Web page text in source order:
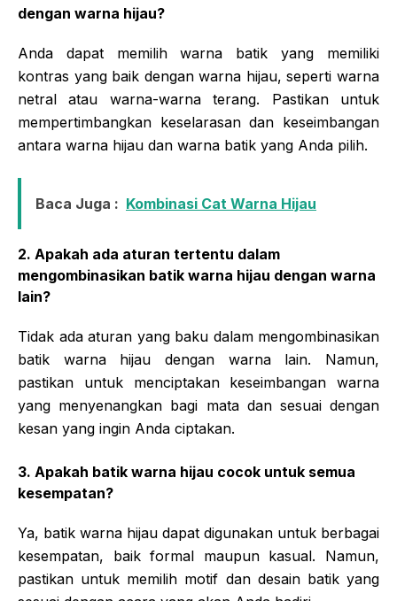
dengan warna hijau?
Anda dapat memilih warna batik yang memiliki
kontras yang baik dengan warna hijau, seperti warna
netral atau warna-warna terang. Pastikan untuk
mempertimbangkan keselarasan dan keseimbangan
antara warna hijau dan warna batik yang Anda pilih.
Baca Juga : Kombinasi Cat Warna Hijau
2. Apakah ada aturan tertentu dalam
mengombinasikan batik warna hijau dengan warna
lain?
Tidak ada aturan yang baku dalam mengombinasikan
batik warna hijau dengan warna lain. Namun,
pastikan untuk menciptakan keseimbangan warna
yang menyenangkan bagi mata dan sesuai dengan
kesan yang ingin Anda ciptakan.
3. Apakah batik warna hijau cocok untuk semua
kesempatan?
Ya, batik warna hijau dapat digunakan untuk berbagai
kesempatan, baik formal maupun kasual. Namun,
pastikan untuk memilih motif dan desain batik yang